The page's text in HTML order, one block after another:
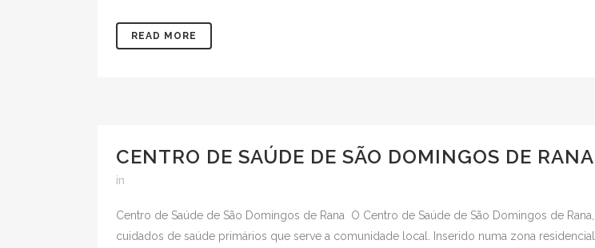
READ MORE
CENTRO DE SAÚDE DE SÃO DOMINGOS DE
in
Centro de Saúde de São Domingos de Rana O Centro de Saúde de São Domingos de
cuidados de saúde primários que serve a comunidade local. Inserido numa zona residencial